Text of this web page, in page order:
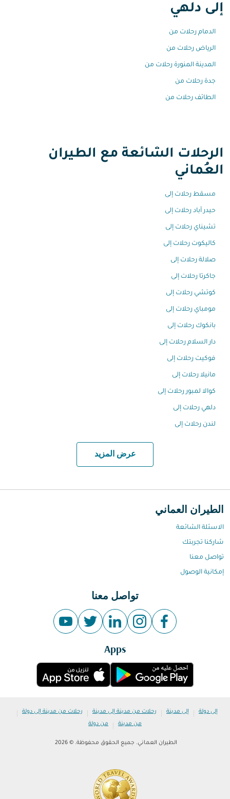
إلى دلهي
الدمام رحلات من
الرياض رحلات من
المدينة المنورة رحلات من
جدة رحلات من
الطائف رحلات من
الرحلات الشائعة مع الطيران
العُماني
مسقط رحلات إلى
حيدر أباد رحلات إلى
تشيناي رحلات إلى
كاليكوت رحلات إلى
صلالة رحلات إلى
جاكرتا رحلات إلى
كوتشي رحلات إلى
مومباي رحلات إلى
بانكوك رحلات إلى
دار السلام رحلات إلى
فوكيت رحلات إلى
مانيلا رحلات إلى
كوالا لمبور رحلات إلى
دلهي رحلات إلى
لندن رحلات إلى
عرض المزيد
الطيران العماني
الاسئلة الشائعة
شاركنا تجربتك
تواصل معنا
إمكانية الوصول
تواصل معنا
Apps
إلى دولة | إلى مدينة | رحلات من مدينة إلى مدينة | رحلات من مدينة إلى دولة |
من مدينة | من دولة
الطيران العماني. جميع الحقوق محفوظة. © 2026